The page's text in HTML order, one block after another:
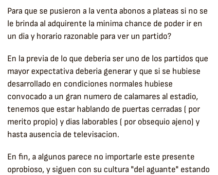
Para que se pusieron a la venta abonos a plateas si no se
le brinda al adquirente la minima chance de poder ir en
un dia y horario razonable para ver un partido?
En la previa de lo que deberia ser uno de los partidos que
mayor expectativa deberia generar y que si se hubiese
desarrollado en condiciones normales hubiese
convocado a un gran numero de calamares al estadio,
tenemos que estar hablando de puertas cerradas ( por
merito propio) y dias laborables ( por obsequio ajeno) y
hasta ausencia de televisacion.
En fin, a algunos parece no importarle este presente
oprobioso, y siguen con su cultura "del aguante" estando